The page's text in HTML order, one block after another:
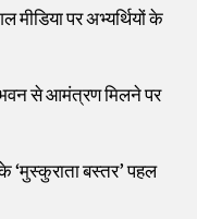
मीडिया पर अभ्यर्थियों के
भवन से आमंत्रण मिलने पर
‘मुस्कुराता बस्तर’ पहल